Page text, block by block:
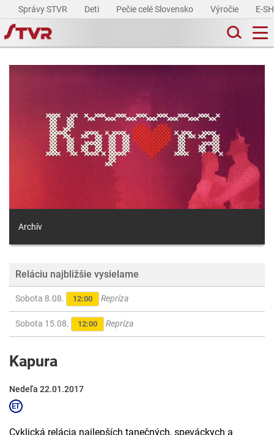
Správy STVR Deti Pečie celé Slovensko Výročie E-
Archív
Reláciu najbližšie vysielame
Sobota 8.08. 12:00 Repríza
Sobota 15.08. 12:00 Repríza
Kapura
Nedeľa 22.01.2017
Cyklická relácia najlepších tanečných, speváckych a